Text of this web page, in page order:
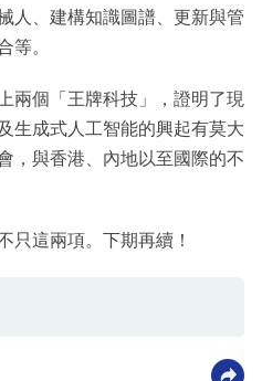
人、建構知識圖譜、更新與管
等。
兩個「王牌科技」，證明了現
生成式人工智能的興起有莫大
，與香港、內地以至國際的不
只這兩項。下期再續！